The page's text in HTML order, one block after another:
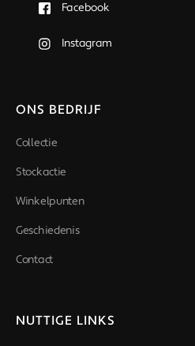
Facebook
Instagram
ONS BEDRIJF
Collectie
Stockactie
Winkelpunten
Geschiedenis
Contact
NUTTIGE LINKS